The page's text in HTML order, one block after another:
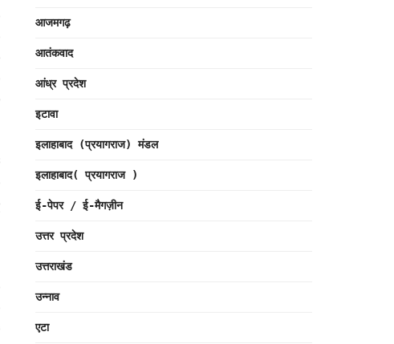
आजमगढ़
आतंकवाद
आंध्र प्रदेश
इटावा
इलाहाबाद (प्रयागराज) मंडल
इलाहाबाद( प्रयागराज )
ई-पेपर / ई-मैगज़ीन
उत्तर प्रदेश
उत्तराखंड
उन्नाव
एटा